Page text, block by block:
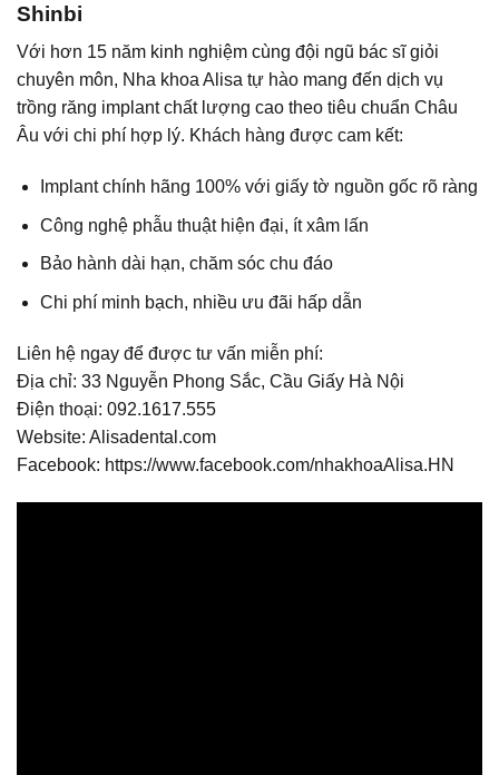
Shinbi
Với hơn 15 năm kinh nghiệm cùng đội ngũ bác sĩ giỏi
chuyên môn, Nha khoa Alisa tự hào mang đến dịch vụ
trồng răng implant chất lượng cao theo tiêu chuẩn Châu
Âu với chi phí hợp lý. Khách hàng được cam kết:
Implant chính hãng 100% với giấy tờ nguồn gốc rõ ràng
Công nghệ phẫu thuật hiện đại, ít xâm lấn
Bảo hành dài hạn, chăm sóc chu đáo
Chi phí minh bạch, nhiều ưu đãi hấp dẫn
Liên hệ ngay để được tư vấn miễn phí:
Địa chỉ: 33 Nguyễn Phong Sắc, Cầu Giấy Hà Nội
Điện thoại: 092.1617.555
Website: Alisadental.com
Facebook: https://www.facebook.com/nhakhoaAlisa.HN